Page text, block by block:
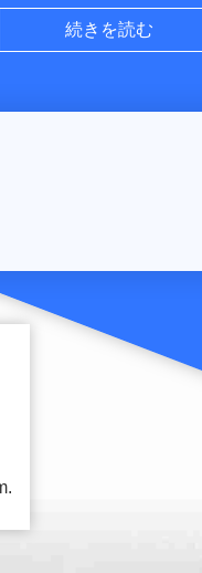
ビルダーリフト、航空およ
国内外の新旧の顧客に好評
港T3ターミナル、上海万博
の他の特殊鋼ワイヤロープ
続きを読む